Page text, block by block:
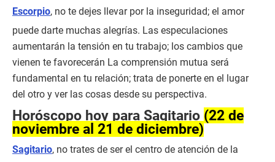
Escorpio, no te dejes llevar por la inseguridad; el amor
puede darte muchas alegrías. Las especulaciones
aumentarán la tensión en tu trabajo; los cambios que
vienen te favorecerán La comprensión mutua será
fundamental en tu relación; trata de ponerte en el lugar
del otro y ver las cosas desde su perspectiva.
Horóscopo hoy para Sagitario (22 de
noviembre al 21 de diciembre)
Sagitario, no trates de ser el centro de atención de la